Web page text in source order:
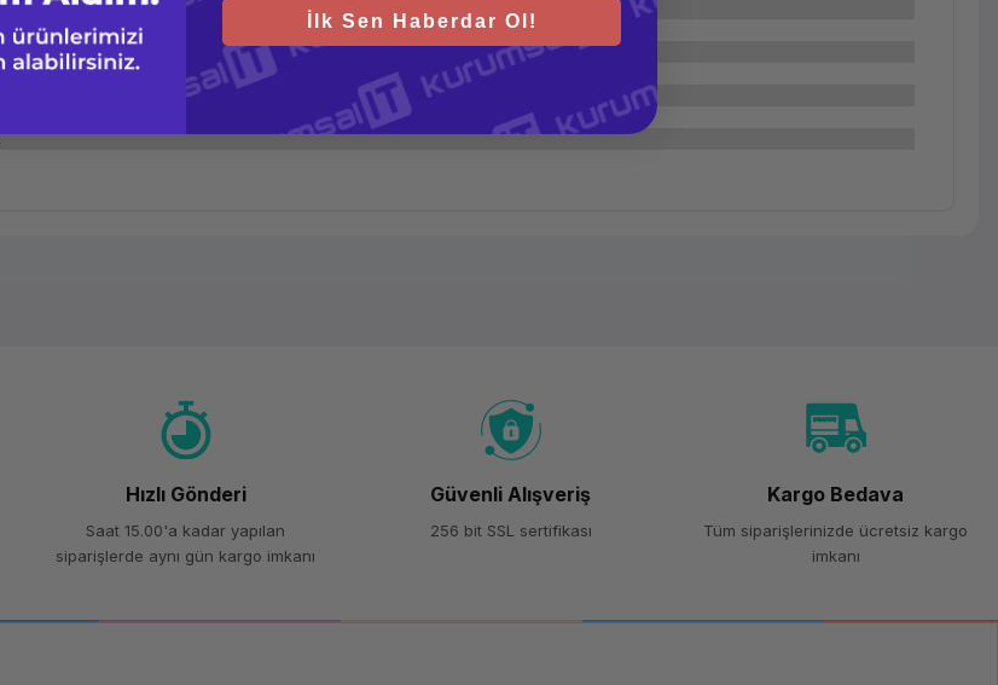
sn
Hızlı Gönderi
Saat 15.00'a kadar yapılan
siparişlerde aynı gün kargo imkanı
Güvenli Alışveriş
256 bit SSL sertifikası
Kargo Bedava
Tüm siparişlerinizde ücretsiz kargo
imkanı
İlk Sen Haberdar Ol!